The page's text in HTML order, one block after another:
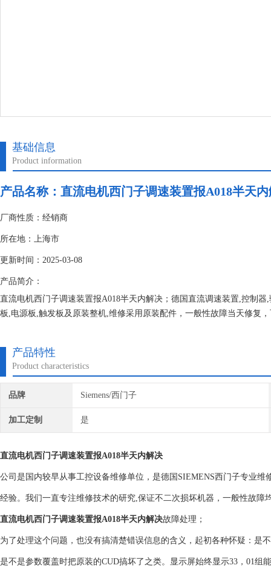
基础信息
Product information
产品名称： 直流电机西门子调速装置报A018半天
厂商性质：经销商
所在地：上海市
更新时间：2025-03-08
产品简介：
直流电机西门子调速装置报A018半天内解决；德国直流调速装置,控制
板,电源板,触发板及原装整机,维修采用原装配件，一般性故障当天修复
产品特性
Product characteristics
品牌 Siemens/西门子
加工定制 是
直流电机西门子调速装置报A018半天内解决
公司是国内较早从事工控设备维修单位，是德国SIEMENS西门子专业
经验。我们一直专注维修技术的研究,保证不二次损坏机器，一般性故
直流电机西门子调速装置报A018半天内解决故障处理；
为了处理这个问题，也没有搞清楚错误信息的含义，起初各种怀疑：是
是不是参数覆盖时把原装的CUD搞坏了之类。显示屏始终显示33，01组